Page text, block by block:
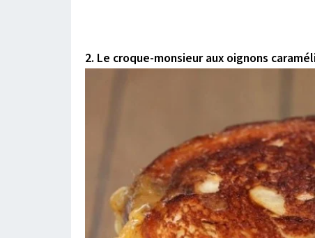
2. Le croque-monsieur aux oignons